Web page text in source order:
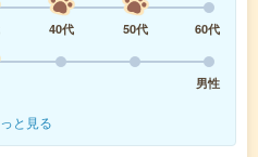
40代 50代
60代
男性
と見る